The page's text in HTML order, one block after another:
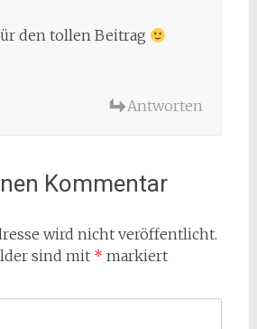
den tollen Beitrag
Antworten
Kommentar
wird nicht veröffentlicht.
sind mit * markiert